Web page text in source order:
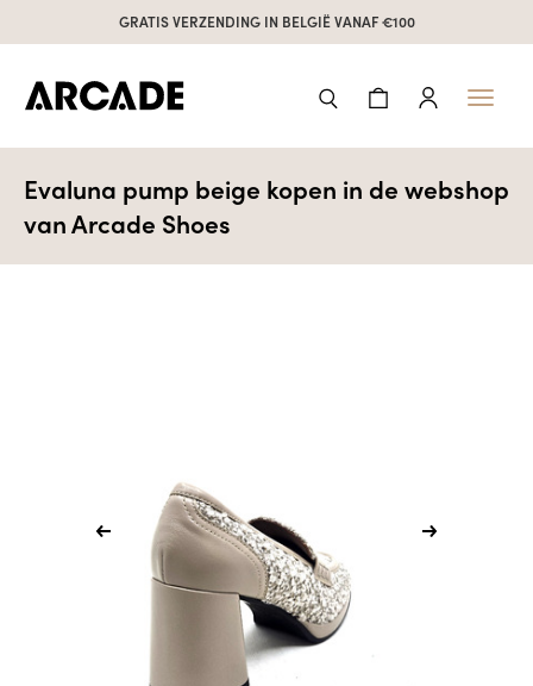
GRATIS VERZENDING IN BELGIË VANAF €100
Toggle
Evaluna pump beige kopen in de webshop
van Arcade Shoes